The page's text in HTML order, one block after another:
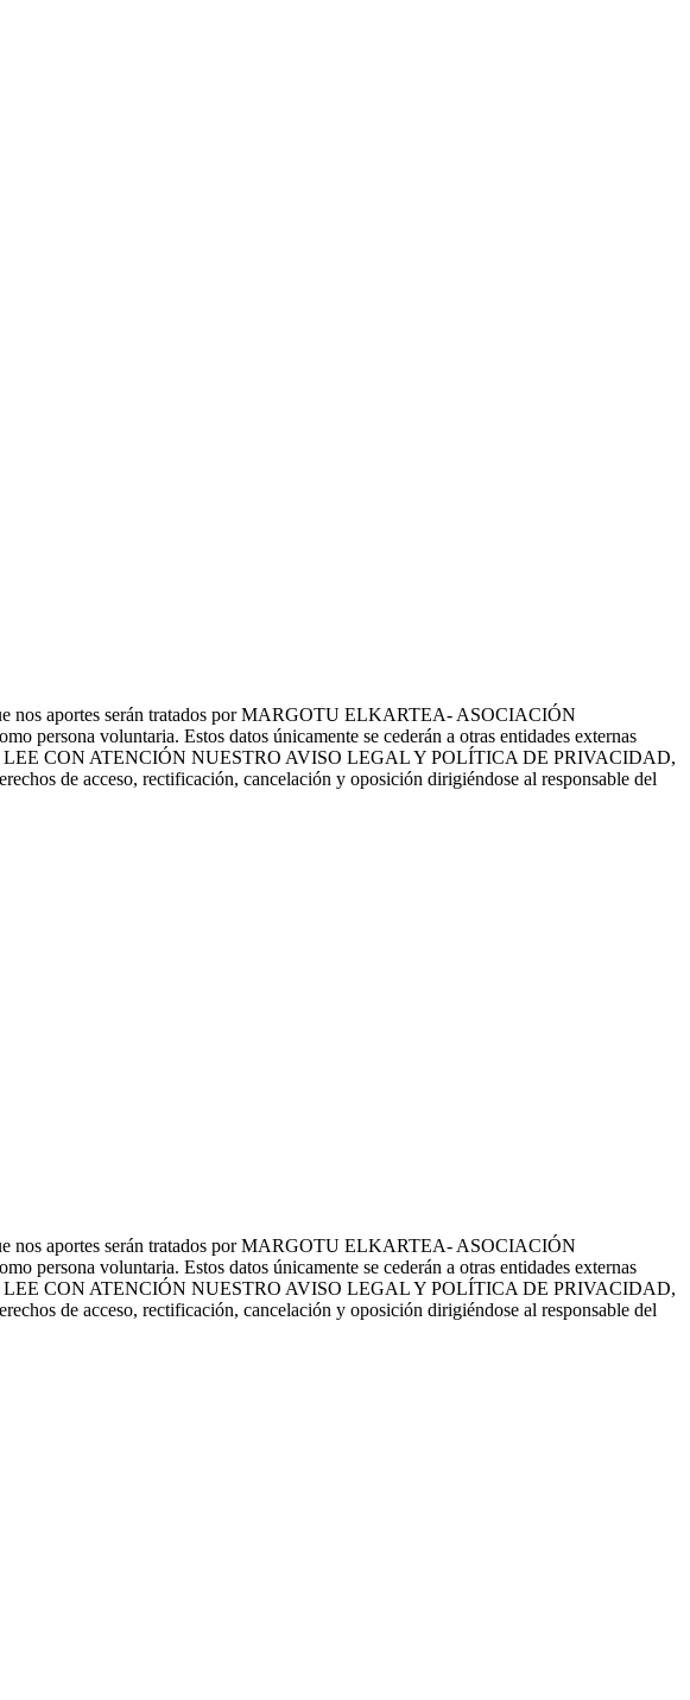
nos aportes serán tratados por MARGOTU ELKARTEA- ASOCIACIÓN
persona voluntaria. Estos datos únicamente se cederán a otras entidades externas
LEE CON ATENCIÓN NUESTRO AVISO LEGAL Y POLÍTICA DE PRIVACIDAD,
de acceso, rectificación, cancelación y oposición dirigiéndose al responsable del
nos aportes serán tratados por MARGOTU ELKARTEA- ASOCIACIÓN
persona voluntaria. Estos datos únicamente se cederán a otras entidades externas
LEE CON ATENCIÓN NUESTRO AVISO LEGAL Y POLÍTICA DE PRIVACIDAD,
de acceso, rectificación, cancelación y oposición dirigiéndose al responsable del